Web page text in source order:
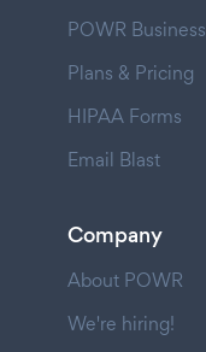
POWR Business
Plans & Pricing
HIPAA Forms
Email Blast
Company
About POWR
We're hiring!